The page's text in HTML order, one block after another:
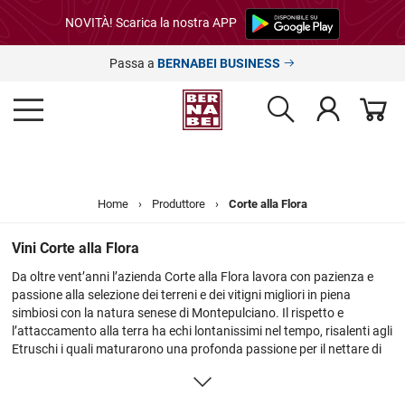
NOVITÀ! Scarica la nostra APP
Passa a BERNABEI BUSINESS
Home › Produttore › Corte alla Flora
Vini Corte alla Flora
Da oltre vent’anni l’azienda Corte alla Flora lavora con pazienza e
passione alla selezione dei terreni e dei vitigni migliori in piena
simbiosi con la natura senese di Montepulciano. Il rispetto e
l’attaccamento alla terra ha echi lontanissimi nel tempo, risalenti agli
Etruschi i quali maturarono una profonda passione per il nettare di
un’arte custodita come un tesoro che si tramanda da millenni. Il